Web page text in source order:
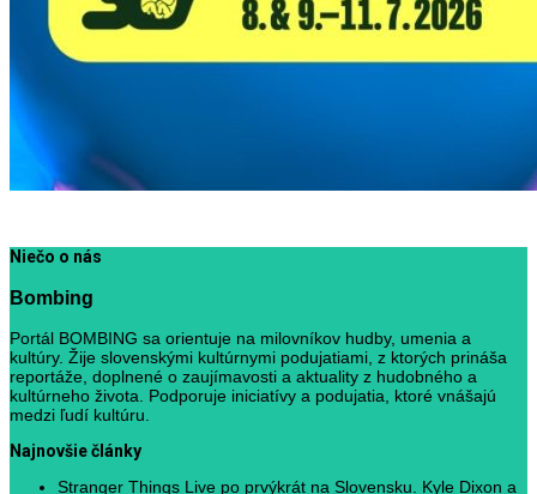
Niečo o nás
Bombing
Portál BOMBING sa orientuje na milovníkov hudby, umenia a
kultúry. Žije slovenskými kultúrnymi podujatiami, z ktorých prináša
reportáže, doplnené o zaujímavosti a aktuality z hudobného a
kultúrneho života. Podporuje iniciatívy a podujatia, ktoré vnášajú
medzi ľudí kultúru.
Najnovšie články
Stranger Things Live po prvýkrát na Slovensku. Kyle Dixon a